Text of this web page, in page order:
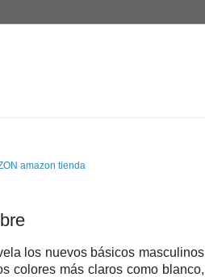
amazon tienda
los nuevos básicos masculinos
colores más claros como blanco,